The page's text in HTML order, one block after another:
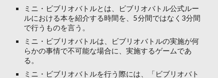
ミニ・ビブリオバトルとは、ビブリオバトル公式ルー
ルにおける本を紹介する時間を、5分間ではなく3分間
で行うものを言う。
ミニ・ビブリオバトルは、ビブリオバトルの実施が何
らかの事情で不可能な場合に、実施するゲームであ
る。
ミニ・ビブリオバトルを行う際には、「ビブリオバト